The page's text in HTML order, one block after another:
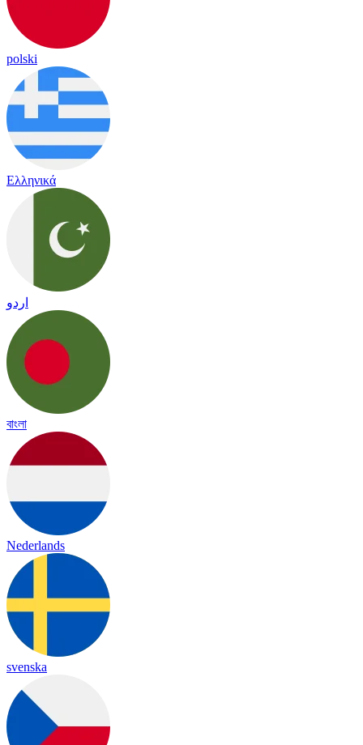
polski
Ελληνικά
اردو
বাংলা
Nederlands
svenska